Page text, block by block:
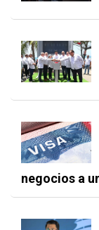
negocios a